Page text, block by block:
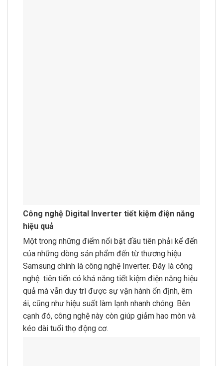
Công nghệ Digital Inverter tiết kiệm điện năng
hiệu quả
Một trong những điểm nổi bật đầu tiên phải kể đến
của những dòng sản phẩm đến từ thương hiệu
Samsung chính là công nghệ Inverter. Đây là công
nghệ tiên tiến có khả năng tiết kiệm điện năng hiệu
quả mà vẫn duy trì được sự vận hành ổn định, êm
ái, cũng như hiệu suất làm lạnh nhanh chóng. Bên
cạnh đó, công nghệ này còn giúp giảm hao mòn và
kéo dài tuổi thọ động cơ.